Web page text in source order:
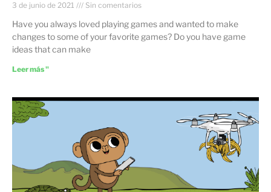
3 de junio de 2021 Sin comentarios
Have you always loved playing games and wanted to make
changes to some of your favorite games? Do you have game
ideas that can make
Leer más "